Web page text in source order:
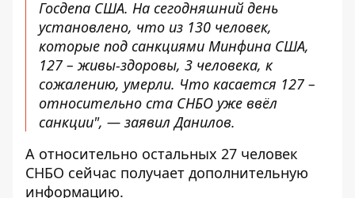
Госдепа США. На сегодняшний день
установлено, что из 130 человек,
которые под санкциями Минфина США,
127 – живы-здоровы, 3 человека, к
сожалению, умерли. Что касается 127 –
относительно ста СНБО уже ввёл
санкции", — заявил Данилов.
А относительно остальных 27 человек
СНБО сейчас получает дополнительную
информацию.